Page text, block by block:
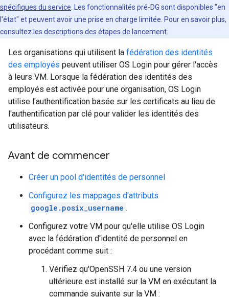
spécifiques du service. Les fonctionnalités pré-DG sont disponibles "en
l'état" et peuvent avoir une prise en charge limitée. Pour en savoir plus,
consultez les descriptions des étapes de lancement.
Les organisations qui utilisent la fédération des identités
des employés peuvent utiliser OS Login pour gérer l'accès
à leurs VM. Lorsque la fédération des identités des
employés est activée pour une organisation, OS Login
utilise l'authentification basée sur les certificats au lieu de
l'authentification par clé pour valider les identités des
utilisateurs.
Avant de commencer
Créer un pool d'identités de personnel
Configurez les mappages d'attributs
google.posix_username .
Configurez votre VM pour qu'elle utilise OS Login
avec la fédération d'identité de personnel en
procédant comme suit :
Vérifiez qu'OpenSSH 7.4 ou une version
ultérieure est installé sur la VM en exécutant la
commande suivante sur la VM :